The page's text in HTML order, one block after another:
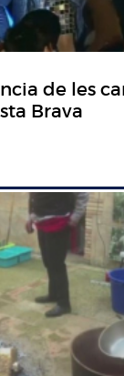
de les
Brava